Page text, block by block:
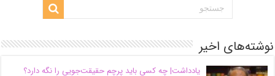
نوشته‌های اخیر
یادداشت| ‌چه کسی باید پرچم حقیقت‌جویی را نگه دارد؟